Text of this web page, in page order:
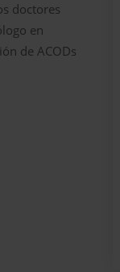
doctores
en
de ACODs